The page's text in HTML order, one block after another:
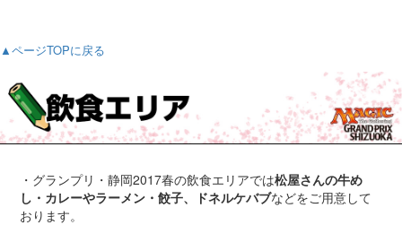
▲ページTOPに戻る
・グランプリ・静岡2017春の飲食エリアでは松屋さんの牛め
し・カレーやラーメン・餃子、ドネルケバブなどをご用意して
おります。